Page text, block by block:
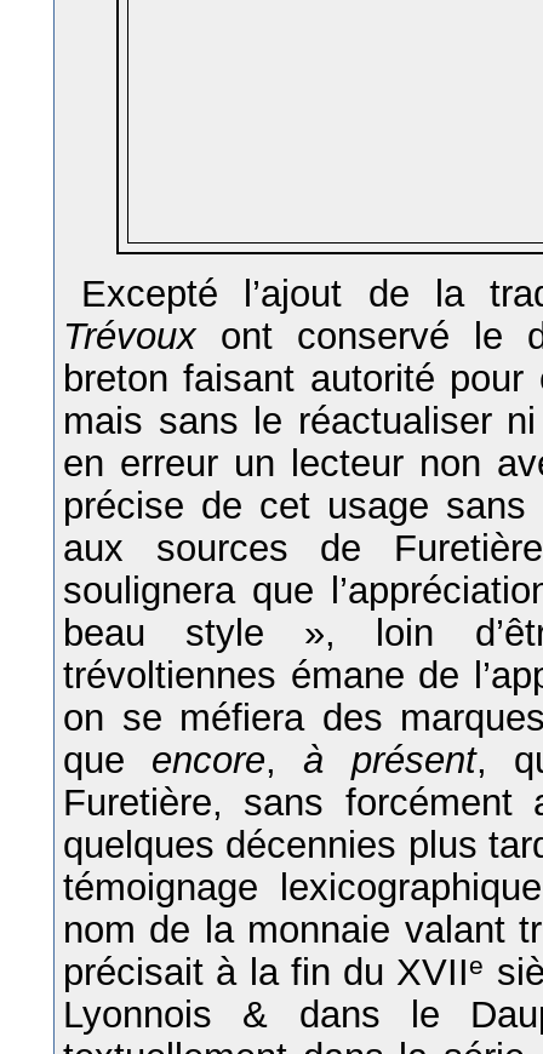
Excepté l’ajout de la
Trévoux ont conservé le
breton faisant autorité pour
mais sans le réactualiser
en erreur un lecteur non
précise de cet usage sans
aux sources de
soulignera que
beau style », loin
trévoltiennes émane de
on se méfiera des
que encore,à présent,
Furetière, sans
quelques décennies plus
témoignage
nom de la monnaie valant
précisait à la fin du XVIIe
Lyonnois & dans le